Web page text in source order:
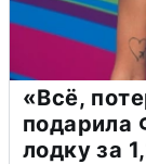
«Всё,
подарила
лодку за